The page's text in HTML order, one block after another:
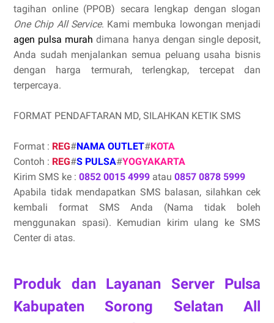
tagihan online (PPOB) secara lengkap dengan slogan
One Chip All Service. Kami membuka lowongan menjadi
agen pulsa murah dimana hanya dengan single deposit,
Anda sudah menjalankan semua peluang usaha bisnis
dengan harga termurah, terlengkap, tercepat dan
terpercaya.
FORMAT PENDAFTARAN MD, SILAHKAN KETIK SMS
Format : REG#NAMA OUTLET#KOTA
Contoh : REG#S PULSA#YOGYAKARTA
Kirim SMS ke : 0852 0015 4999 atau 0857 0878 5999
Apabila tidak mendapatkan SMS balasan, silahkan cek
kembali format SMS Anda (Nama tidak boleh
menggunakan spasi). Kemudian kirim ulang ke SMS
Center di atas.
Produk dan Layanan Server Pulsa
Kabupaten Sorong Selatan All